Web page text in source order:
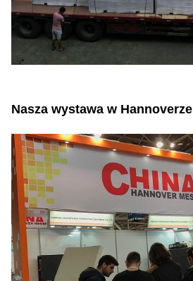
Nasza wystawa w Hannoverze